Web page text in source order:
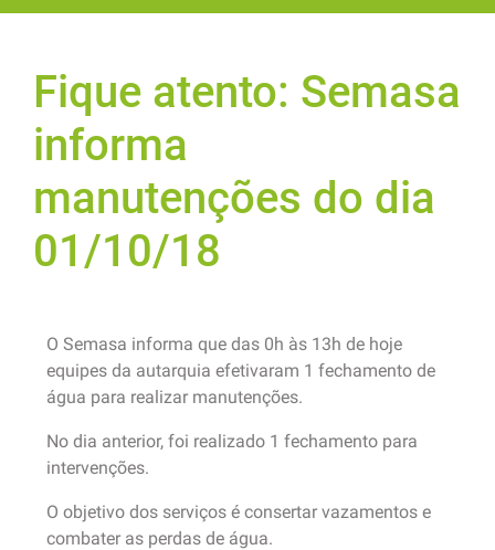
Fique atento: Semasa
informa
manutenções do dia
01/10/18
O Semasa informa que das 0h às 13h de hoje
equipes da autarquia efetivaram 1 fechamento de
água para realizar manutenções.
No dia anterior, foi realizado 1 fechamento para
intervenções.
O objetivo dos serviços é consertar vazamentos e
combater as perdas de água.